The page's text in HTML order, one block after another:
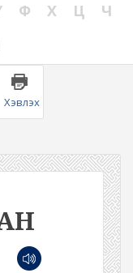
Ф Х Ц
Ч
Хэвлэх